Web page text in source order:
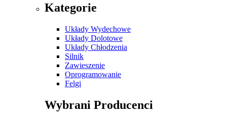
Kategorie
Układy Wydechowe
Układy Dolotowe
Układy Chłodzenia
Silnik
Zawieszenie
Oprogramowanie
Felgi
Wybrani Producenci